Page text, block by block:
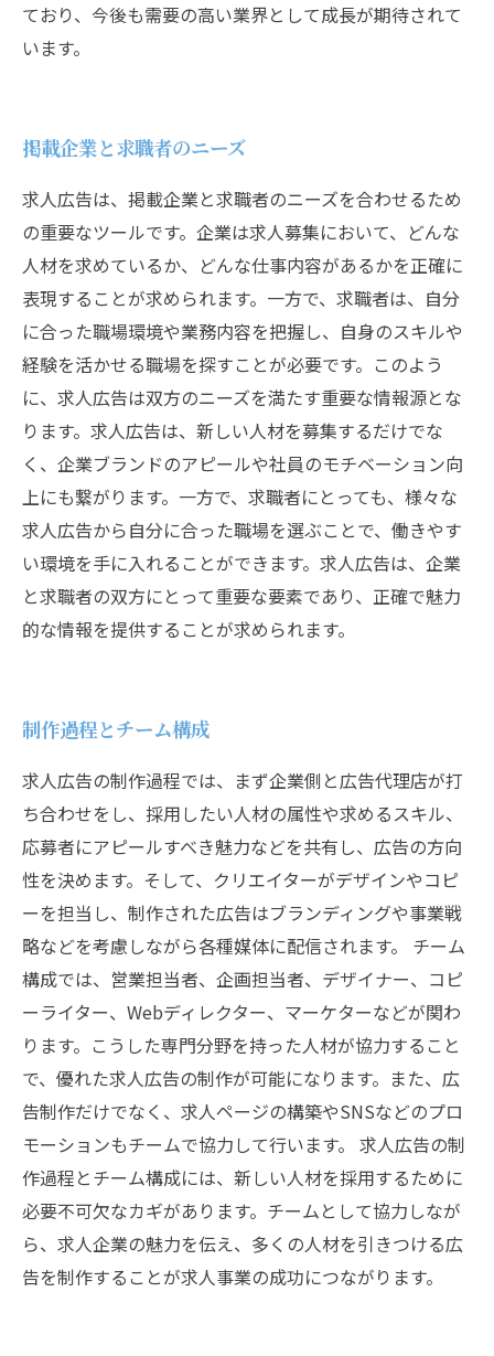
ており、今後も需要の高い業界として成長が期待されて
います。
掲載企業と求職者のニーズ
求人広告は、掲載企業と求職者のニーズを合わせるため
の重要なツールです。企業は求人募集において、どんな
人材を求めているか、どんな仕事内容があるかを正確に
表現することが求められます。一方で、求職者は、自分
に合った職場環境や業務内容を把握し、自身のスキルや
経験を活かせる職場を探すことが必要です。このよう
に、求人広告は双方のニーズを満たす重要な情報源とな
ります。求人広告は、新しい人材を募集するだけでな
く、企業ブランドのアピールや社員のモチベーション向
上にも繋がります。一方で、求職者にとっても、様々な
求人広告から自分に合った職場を選ぶことで、働きやす
い環境を手に入れることができます。求人広告は、企業
と求職者の双方にとって重要な要素であり、正確で魅力
的な情報を提供することが求められます。
制作過程とチーム構成
求人広告の制作過程では、まず企業側と広告代理店が打
ち合わせをし、採用したい人材の属性や求めるスキル、
応募者にアピールすべき魅力などを共有し、広告の方向
性を決めます。そして、クリエイターがデザインやコピ
ーを担当し、制作された広告はブランディングや事業戦
略などを考慮しながら各種媒体に配信されます。 チーム
構成では、営業担当者、企画担当者、デザイナー、コピ
ーライター、Webディレクター、マーケターなどが関わ
ります。こうした専門分野を持った人材が協力すること
で、優れた求人広告の制作が可能になります。また、広
告制作だけでなく、求人ページの構築やSNSなどのプロ
モーションもチームで協力して行います。 求人広告の制
作過程とチーム構成には、新しい人材を採用するために
必要不可欠なカギがあります。チームとして協力しなが
ら、求人企業の魅力を伝え、多くの人材を引きつける広
告を制作することが求人事業の成功につながります。